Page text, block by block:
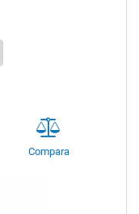
Compara